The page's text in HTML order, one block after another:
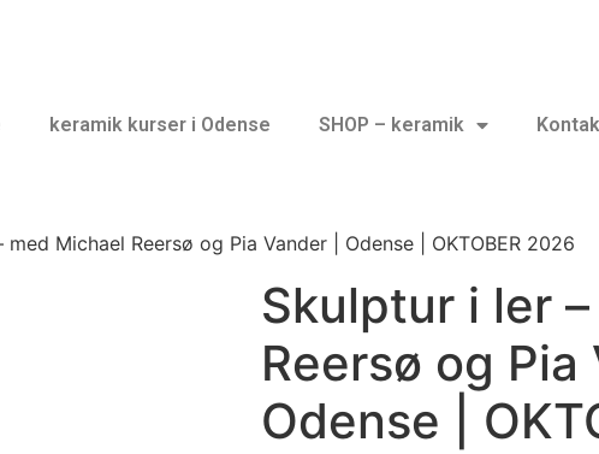
keramik kurser i Odense SHOP – keramik
Michael Reersø og Pia Vander | Odense | OKTOBER 2026
Skulptur i ler
Reersø og Pia
Odense |